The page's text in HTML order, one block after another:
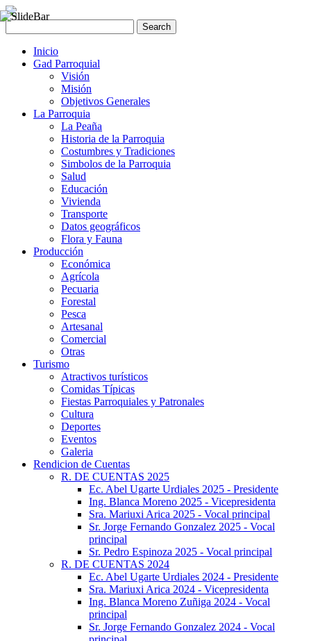
Inicio
Gad Parroquial
Visión
Misión
Objetivos Generales
La Parroquia
La Peaña
Historia de la Parroquia
Costumbres y Tradiciones
Simbolos de la Parroquia
Salud
Educación
Vivienda
Transporte
Datos geográficos
Flora y Fauna
Producción
Económica
Agrícola
Pecuaria
Forestal
Pesca
Artesanal
Comercial
Otras
Turismo
Atractivos turísticos
Comidas Típicas
Fiestas Parroquiales y Patronales
Cultura
Deportes
Eventos
Galeria
Rendicion de Cuentas
R. DE CUENTAS 2025
Ec. Abel Ugarte Urdiales 2025 - Presidente
Ing. Blanca Moreno 2025 - Vicepresidenta
Sra. Mariuxi Arica 2025 - Vocal principal
Sr. Jorge Fernando Gonzalez 2025 - Vocal
principal
Sr. Pedro Espinoza 2025 - Vocal principal
R. DE CUENTAS 2024
Ec. Abel Ugarte Urdiales 2024 - Presidente
Sra. Mariuxi Arica 2024 - Vicepresidenta
Ing. Blanca Moreno Zuñiga 2024 - Vocal
principal
Sr. Jorge Fernando Gonzalez 2024 - Vocal